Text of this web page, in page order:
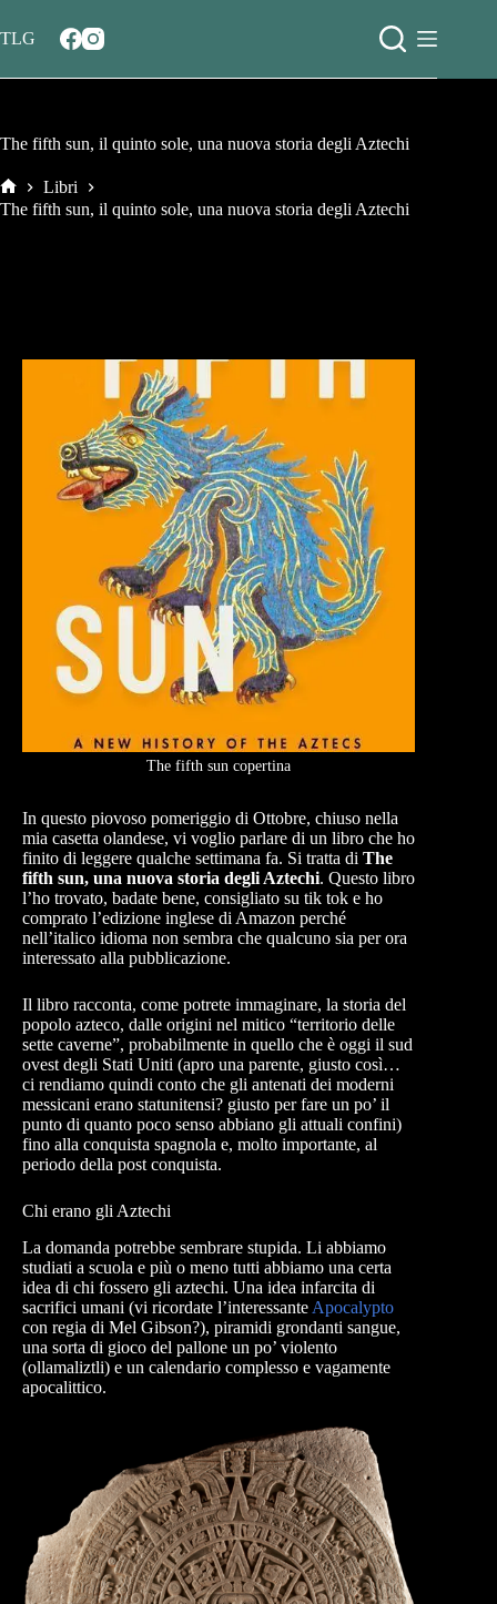
al
contenuto
TLG
The fifth sun, il quinto sole, una nuova storia degli Aztechi
Home
Libri
The fifth sun, il quinto sole, una nuova storia degli Aztechi
The fifth sun copertina
In questo piovoso pomeriggio di Ottobre, chiuso nella
mia casetta olandese, vi voglio parlare di un libro che ho
finito di leggere qualche settimana fa. Si tratta di The
fifth sun, una nuova storia degli Aztechi. Questo libro
l’ho trovato, badate bene, consigliato su tik tok e ho
comprato l’edizione inglese di Amazon perché
nell’italico idioma non sembra che qualcuno sia per ora
interessato alla pubblicazione.
Il libro racconta, come potrete immaginare, la storia del
popolo azteco, dalle origini nel mitico “territorio delle
sette caverne”, probabilmente in quello che è oggi il sud
ovest degli Stati Uniti (apro una parente, giusto così…
ci rendiamo quindi conto che gli antenati dei moderni
messicani erano statunitensi? giusto per fare un po’ il
punto di quanto poco senso abbiano gli attuali confini)
fino alla conquista spagnola e, molto importante, al
periodo della post conquista.
Chi erano gli Aztechi
La domanda potrebbe sembrare stupida. Li abbiamo
studiati a scuola e più o meno tutti abbiamo una certa
idea di chi fossero gli aztechi. Una idea infarcita di
sacrifici umani (vi ricordate l’interessante Apocalypto
con regia di Mel Gibson?), piramidi grondanti sangue,
una sorta di gioco del pallone un po’ violento
(ollamaliztli) e un calendario complesso e vagamente
apocalittico.